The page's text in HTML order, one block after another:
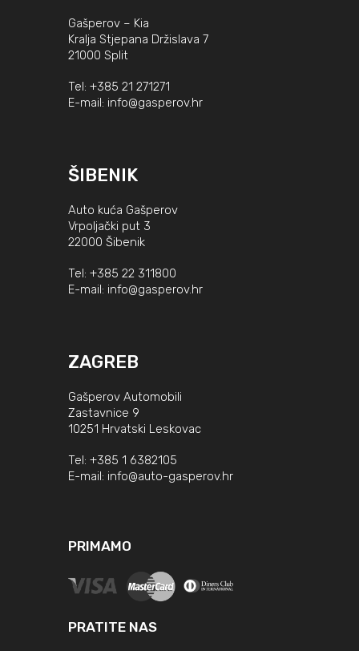
Gašperov – Kia
Kralja Stjepana Držislava 7
21000 Split
Tel: +385 21 271271
E-mail: info@gasperov.hr
ŠIBENIK
Auto kuća Gašperov
Vrpoljački put 3
22000 Šibenik
Tel: +385 22 311800
E-mail: info@gasperov.hr
ZAGREB
Gašperov Automobili
Zastavnice 9
10251 Hrvatski Leskovac
Tel: +385 1 6382105
E-mail: info@auto-gasperov.hr
PRIMAMO
PRATITE NAS